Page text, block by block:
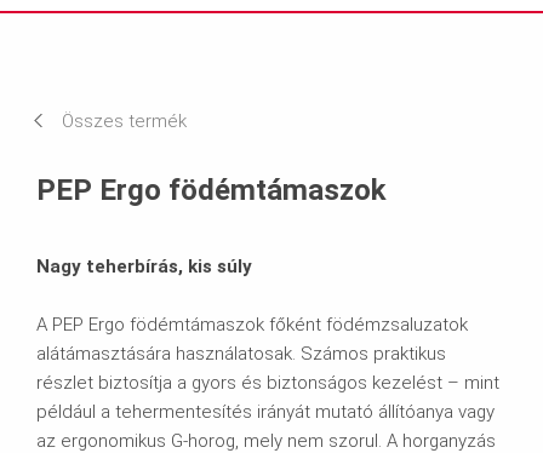
Összes termék
PEP Ergo födémtámaszok
Nagy teherbírás, kis súly
A PEP Ergo födémtámaszok főként födémzsaluzatok
alátámasztására használatosak. Számos praktikus
részlet biztosítja a gyors és biztonságos kezelést – mint
például a tehermentesítés irányát mutató állítóanya vagy
az ergonomikus G-horog, mely nem szorul. A horganyzás